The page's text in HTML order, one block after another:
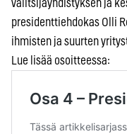
valitsijayhdistyksen ja
presidenttiehdokas Olli
ihmisten ja suurten
Lue lisää osoitteessa: